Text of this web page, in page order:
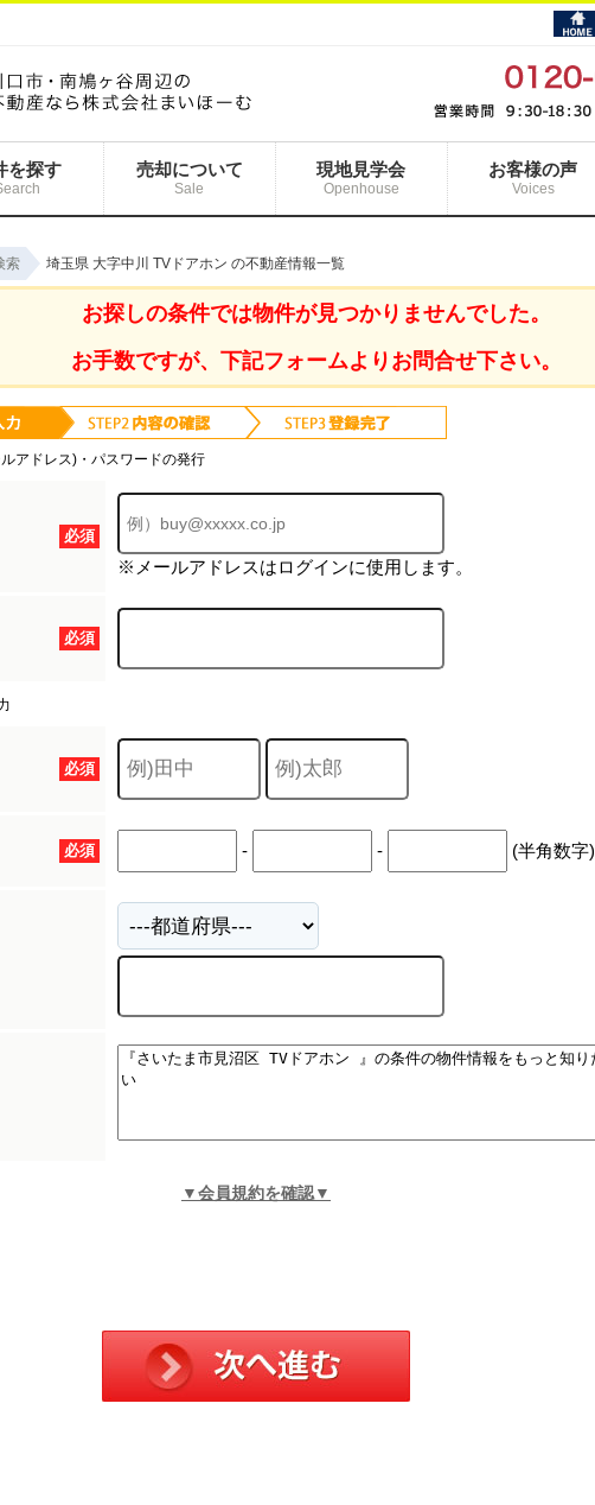
を探す 売却について
Sale
現地見学会
Openhouse
お客様の声
Voices
索 埼玉県 大字中川 TVドアホン の不動産情報一覧
お探しの条件では物件が見つかりませんでした。
お手数ですが、下記フォームよりお問合せ下さい。
アドレス)・パスワードの発行
必須
※メールアドレスはログインに使用します。
必須
必須
必須 - - (半角数字)
▼会員規約を確認▼